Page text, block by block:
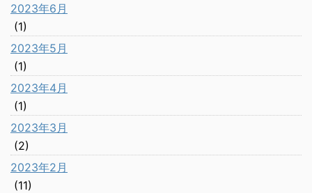
2023年6月
(1)
2023年5月
(1)
2023年4月
(1)
2023年3月
(2)
2023年2月
(11)